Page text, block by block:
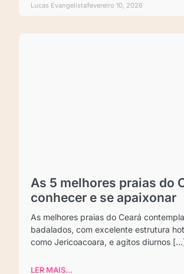
Lucas Evangelistafevereiro 10, 2026
As 5 melhores praias do
conhecer e se apaixonar
As melhores praias do Ceará
badalados, com excelente estrutura
como Jericoacoara, e agitos diurnos
LER MAIS...